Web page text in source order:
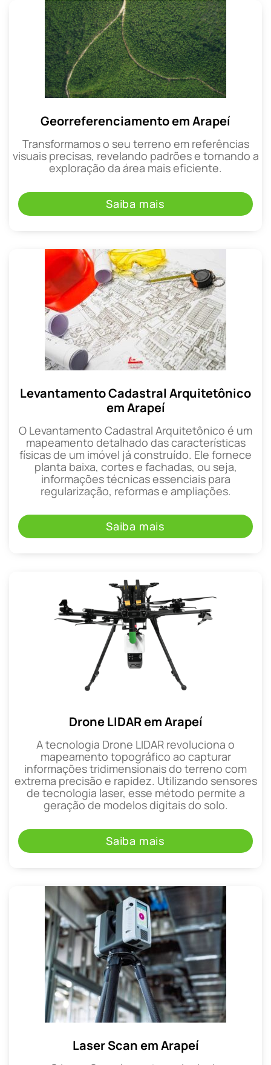
Georreferenciamento em Arapeí
Transformamos o seu terreno em referências
visuais precisas, revelando padrões e tornando a
exploração da área mais eficiente.
Saiba mais
Levantamento Cadastral Arquitetônico
em Arapeí
O Levantamento Cadastral Arquitetônico é um
mapeamento detalhado das características
físicas de um imóvel já construído. Ele fornece
planta baixa, cortes e fachadas, ou seja,
informações técnicas essenciais para
regularização, reformas e ampliações.
Saiba mais
Drone LIDAR em Arapeí
A tecnologia Drone LIDAR revoluciona o
mapeamento topográfico ao capturar
informações tridimensionais do terreno com
extrema precisão e rapidez. Utilizando sensores
de tecnologia laser, esse método permite a
geração de modelos digitais do solo.
Saiba mais
Laser Scan em Arapeí